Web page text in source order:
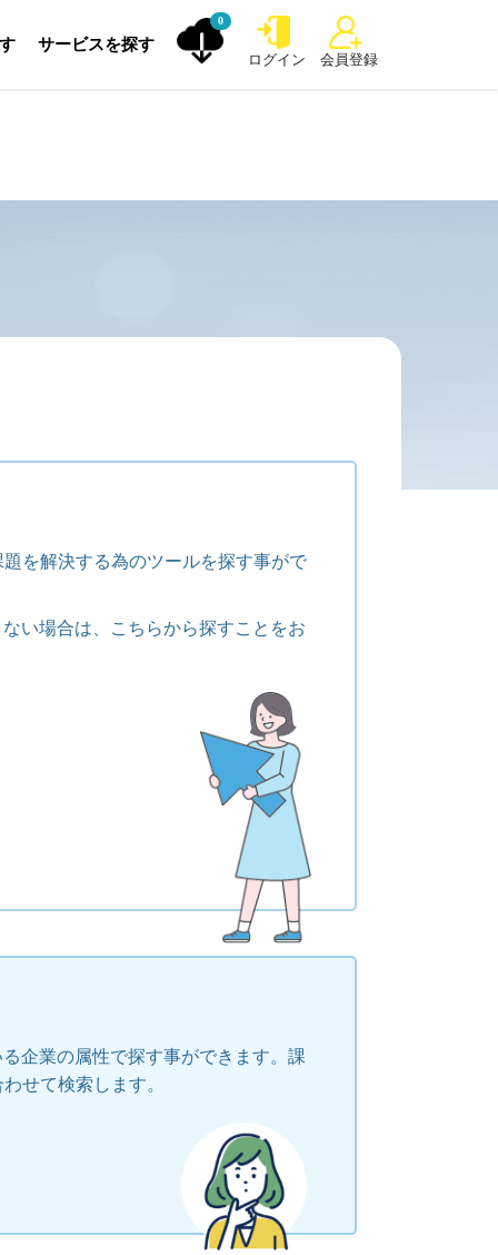
サービスを探す
0
ログイン 会員登録
を解決する為のツールを探す事がで
い場合は、こちらから探すことをお
企業の属性で探す事ができます。課
せて検索します。